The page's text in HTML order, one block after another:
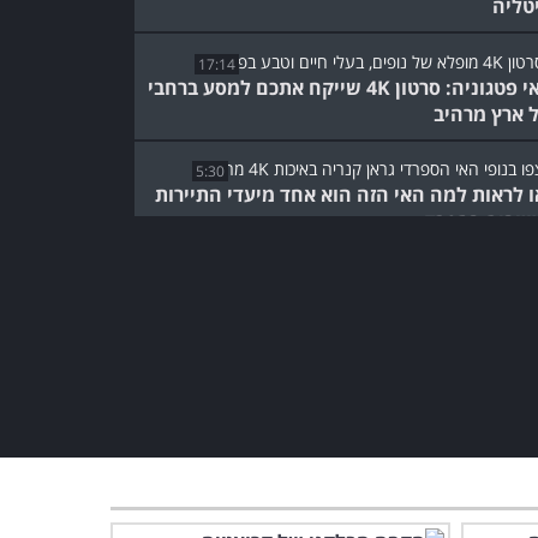
17:14
פלאי פטגוניה: סרטון 4K שייקח אתכם למסע ברחבי
ארץ מרהיב
5:30
לראות למה האי הזה הוא אחד מיעדי התיירות
בספרד...
יפים בתאילנד...
11:13